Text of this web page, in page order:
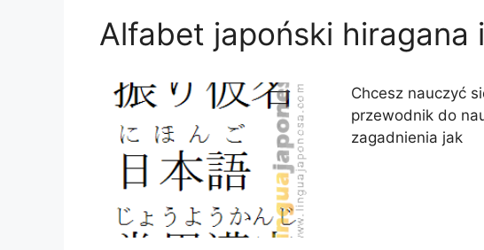
Alfabet japoński
Chcesz nauczyć
przewodnik do
zagadnienia jak